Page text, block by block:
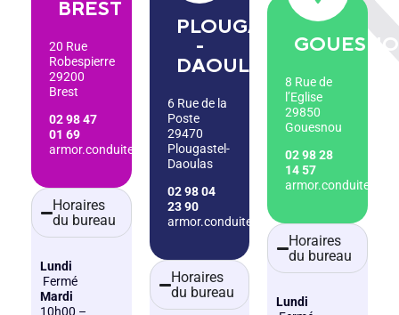
BREST
20 Rue
Robespierre
29200
Brest
02 98 47
01 69
armor.conduite.brest@gmail.com
Horaires
du bureau
Lundi
Fermé
Mardi
10h00 –
PLOUGASTEL
-
DAOULAS
6 Rue de la
Poste
29470
Plougastel-
Daoulas
02 98 04
23 90
armor.conduite.plougastel@gmail.com
Horaires
du bureau
8 Rue de
l’Eglise
29850
Gouesnou
02 98 28
14 57
Horaires
du bureau
Lundi